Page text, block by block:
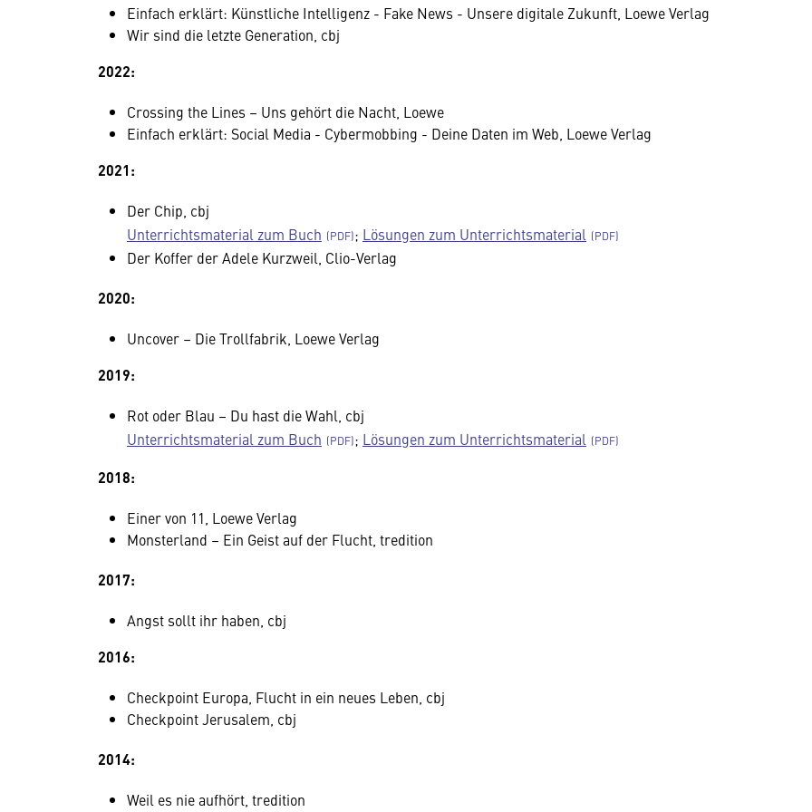
Einfach erklärt: Künstliche Intelligenz - Fake News - Unsere digitale Zukunft, Loewe Verlag
Wir sind die letzte Generation, cbj
2022:
Crossing the Lines – Uns gehört die Nacht, Loewe
Einfach erklärt: Social Media - Cybermobbing - Deine Daten im Web, Loewe Verlag
2021:
Der Chip, cbj
Unterrichtsmaterial zum Buch
; Lösungen zum Unterrichtsmaterial
Der Koffer der Adele Kurzweil, Clio-Verlag
2020:
Uncover – Die Trollfabrik, Loewe Verlag
2019:
Rot oder Blau – Du hast die Wahl, cbj
Unterrichtsmaterial zum Buch
; Lösungen zum Unterrichtsmaterial
2018:
Einer von 11, Loewe Verlag
Monsterland – Ein Geist auf der Flucht, tredition
2017:
Angst sollt ihr haben, cbj
2016:
Checkpoint Europa, Flucht in ein neues Leben, cbj
Checkpoint Jerusalem, cbj
2014:
Weil es nie aufhört, tredition